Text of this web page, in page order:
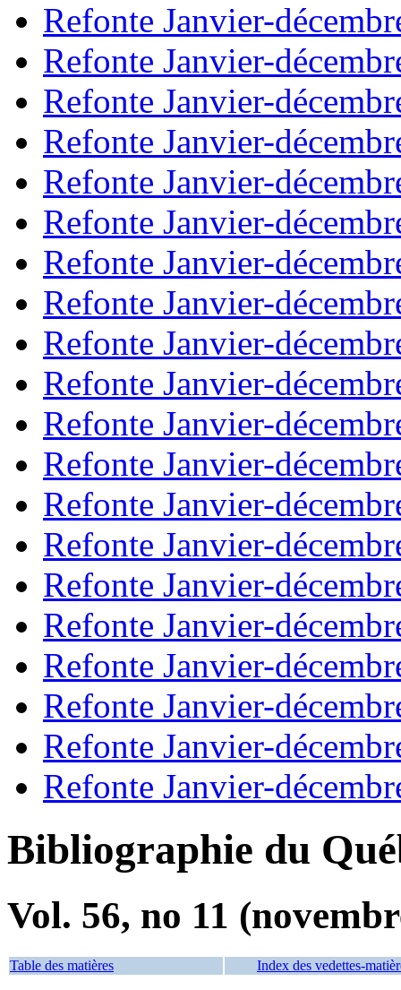
Refonte Janvier-
Refonte Janvier-
Refonte Janvier-
Refonte Janvier-
Refonte Janvier-
Refonte Janvier-
Refonte Janvier-
Refonte Janvier-
Refonte Janvier-
Refonte Janvier-
Refonte Janvier-
Refonte Janvier-
Refonte Janvier-
Refonte Janvier-
Refonte Janvier-
Refonte Janvier-
Refonte Janvier-
Refonte Janvier-
Refonte Janvier-
Refonte Janvier-
Bibliographie du
Vol. 56, no 11
Table des matières Index des vedettes-